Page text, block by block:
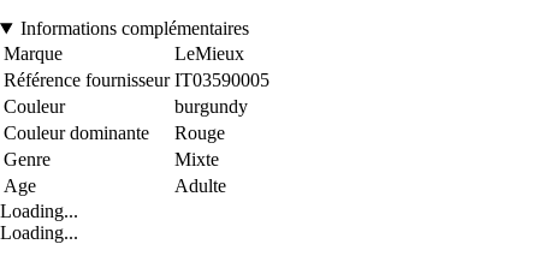
Informations complémentaires
Marque
LeMieux
Référence fournisseur IT03590005
Couleur
burgundy
Couleur dominante
Rouge
Genre
Mixte
Age
Adulte
Loading...
Loading...